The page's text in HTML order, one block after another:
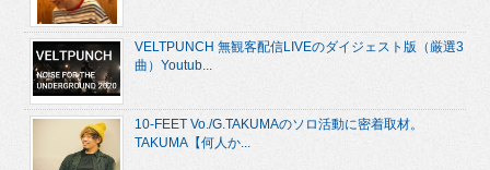
VELTPUNCH 無観客配信LIVEのダイジェスト版（厳選3
曲）Youtub...
10-FEET Vo./G.TAKUMAのソロ活動に密着取材。
TAKUMA【何人か...